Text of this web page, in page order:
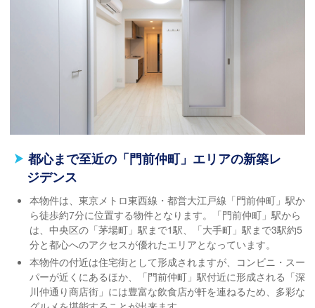
都心まで至近の「門前仲町」エリアの新築レ
ジデンス
本物件は、東京メトロ東西線・都営大江戸線「門前仲町」駅か
ら徒歩約7分に位置する物件となります。「門前仲町」駅から
は、中央区の「茅場町」駅まで1駅、「大手町」駅まで3駅約5
分と都心へのアクセスが優れたエリアとなっています。
本物件の付近は住宅街として形成されますが、コンビニ・スー
パーが近くにあるほか、「門前仲町」駅付近に形成される「深
川仲通り商店街」には豊富な飲食店が軒を連ねるため、多彩な